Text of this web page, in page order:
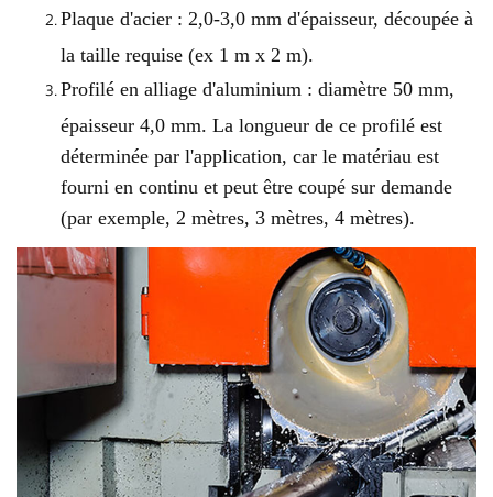
Plaque d'acier : 2,0-3,0 mm d'épaisseur, découpée à
la taille requise (ex 1 ​​m x 2 m).
Profilé en alliage d'aluminium : diamètre 50 mm,
épaisseur 4,0 mm. La longueur de ce profilé est
déterminée par l'application, car le matériau est
fourni en continu et peut être coupé sur demande
(par exemple, 2 mètres, 3 mètres, 4 mètres).